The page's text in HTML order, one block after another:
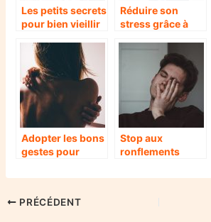
Les petits secrets
pour bien vieillir
Réduire son
stress grâce à
Adopter les bons
gestes pour
Stop aux
ronflements
PRÉCÉDENT